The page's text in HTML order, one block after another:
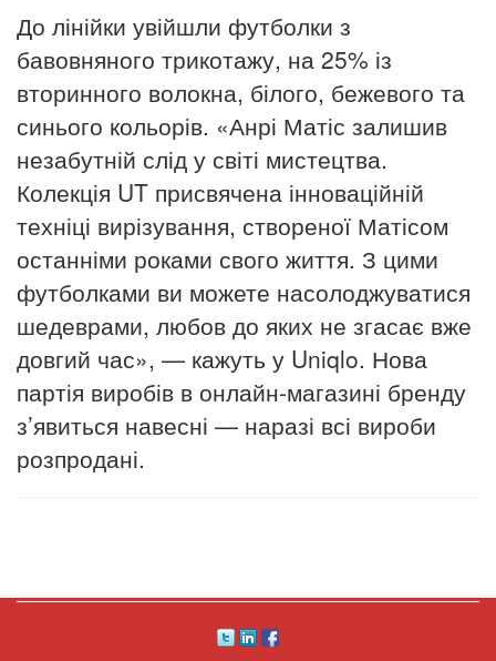
До лінійки увійшли футболки з
бавовняного трикотажу, на 25% із
вторинного волокна, білого, бежевого та
синього кольорів. «Анрі Матіс залишив
незабутній слід у світі мистецтва.
Колекція UT присвячена інноваційній
техніці вирізування, створеної Матісом
останніми роками свого життя. З цими
футболками ви можете насолоджуватися
шедеврами, любов до яких не згасає вже
довгий час», — кажуть у Uniqlo. Нова
партія виробів в онлайн-магазині бренду
з’явиться навесні — наразі всі вироби
розпродані.